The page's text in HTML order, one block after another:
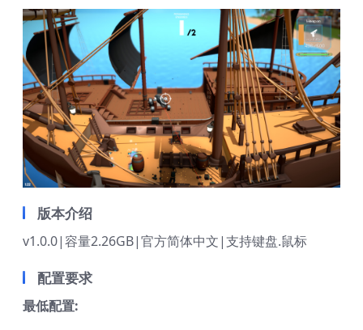
版本介绍
v1.0.0|容量2.26GB|官方简体中文|支持键盘.鼠标
配置要求
最低配置: